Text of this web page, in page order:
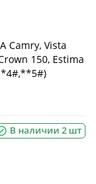
Camry, Vista
150, Estima
В наличии 2 шт